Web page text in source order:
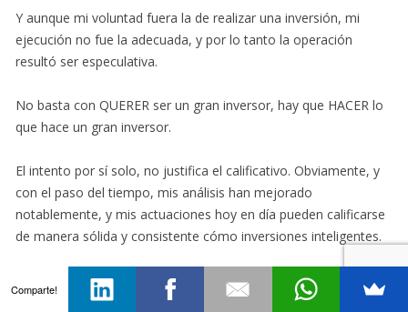
Y aunque mi voluntad fuera la de realizar una inversión, mi
ejecución no fue la adecuada, y por lo tanto la operación
resultó ser especulativa.
No basta con QUERER ser un gran inversor, hay que HACER lo
que hace un gran inversor.
El intento por sí solo, no justifica el calificativo. Obviamente, y
con el paso del tiempo, mis análisis han mejorado
notablemente, y mis actuaciones hoy en día pueden calificarse
de manera sólida y consistente cómo inversiones inteligentes.
2- NO VOLUNTAD DE PERMANENCIA: FOCO EN LA
Comparte!